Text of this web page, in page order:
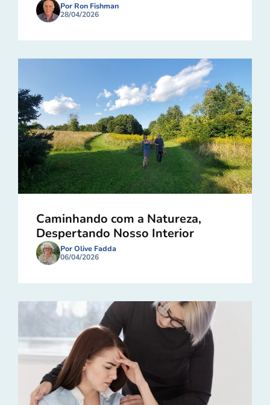
Por Ron Fishman
28/04/2026
Caminhando com a Natureza,
Despertando Nosso Interior
Por Olive Fadda
06/04/2026